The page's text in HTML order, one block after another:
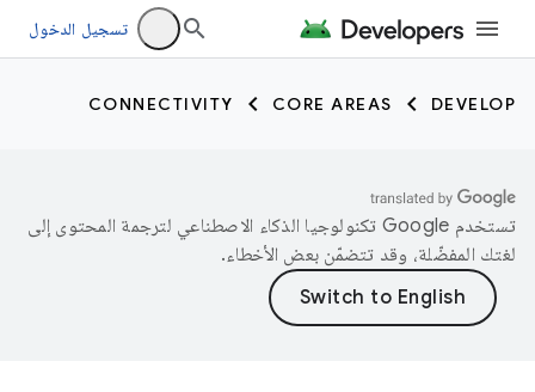
تسجيل الدخول
DEVELOP
CORE AREAS
CONNECTIVITY
تستخدم Google تكنولوجيا الذكاء الاصطناعي لترجمة المحتوى إلى
لغتك المفضّلة، وقد تتضمّن بعض الأخطاء.